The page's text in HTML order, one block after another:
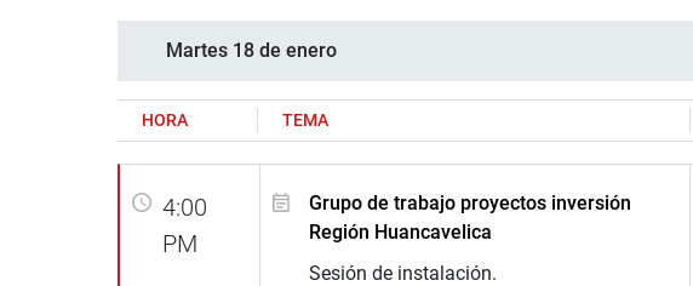
Martes 18 de enero
HORA TEMA
4:00
PM
Grupo de trabajo proyectos inversión
Región Huancavelica
Sesión de instalación.